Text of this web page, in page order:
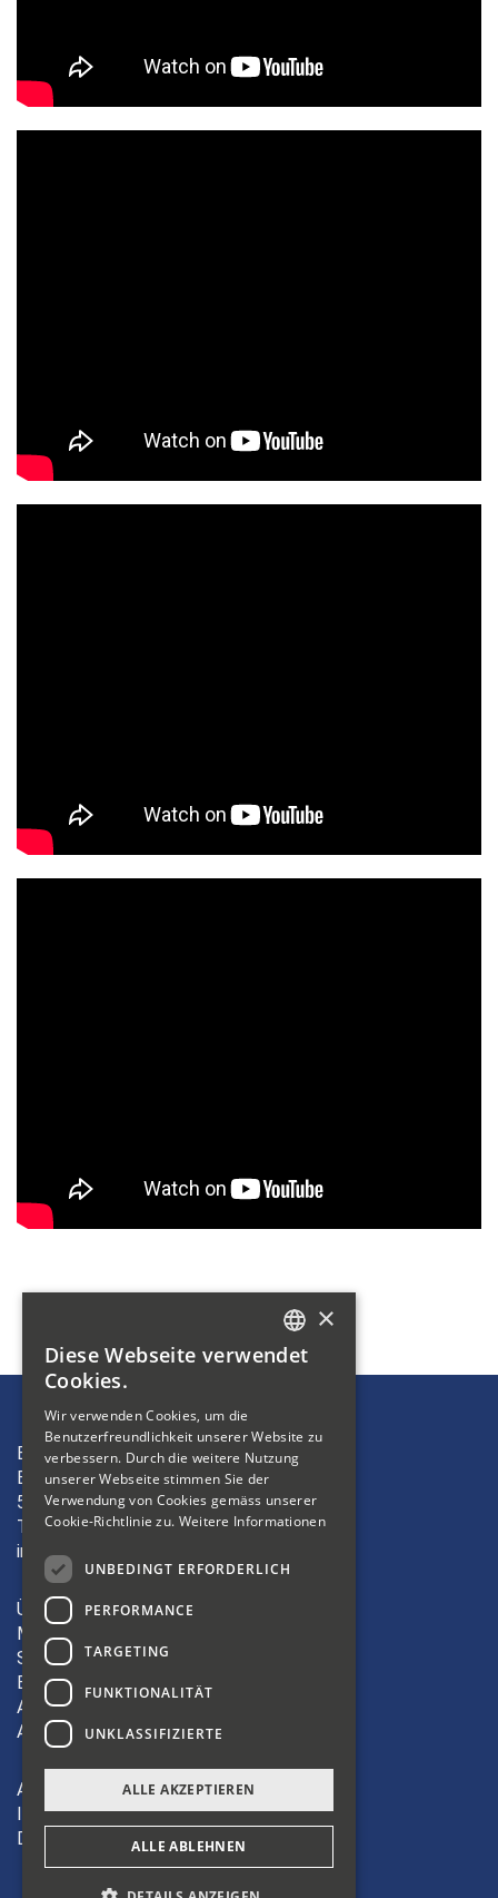
Bibliosuisse
Bleichemattstrasse 42
5000 Aarau
T +41 62 823 19 38
info(at)bibliosuisse.ch
Über uns
Mitglieder
Sektionen
Bildung
Aktivitäten
Angebote
AGB
Impressum
Datenschutz
GERMAN
ITALIAN
×
Diese Webseite verwendet
Cookies.
Wir verwenden Cookies, um die
Benutzerfreundlichkeit unserer Website zu
verbessern. Durch die weitere Nutzung
unserer Webseite stimmen Sie der
Verwendung von Cookies gemäss unserer
Cookie-Richtlinie zu. Weitere Informationen
UNBEDINGT ERFORDERLICH
PERFORMANCE
TARGETING
FUNKTIONALITÄT
UNKLASSIFIZIERTE
ALLE AKZEPTIEREN
ALLE ABLEHNEN